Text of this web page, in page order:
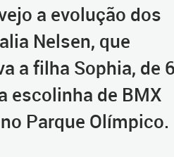
a evolução dos
Nelsen, que
a filha Sophia, de
escolinha de BMX
Parque Olímpico.